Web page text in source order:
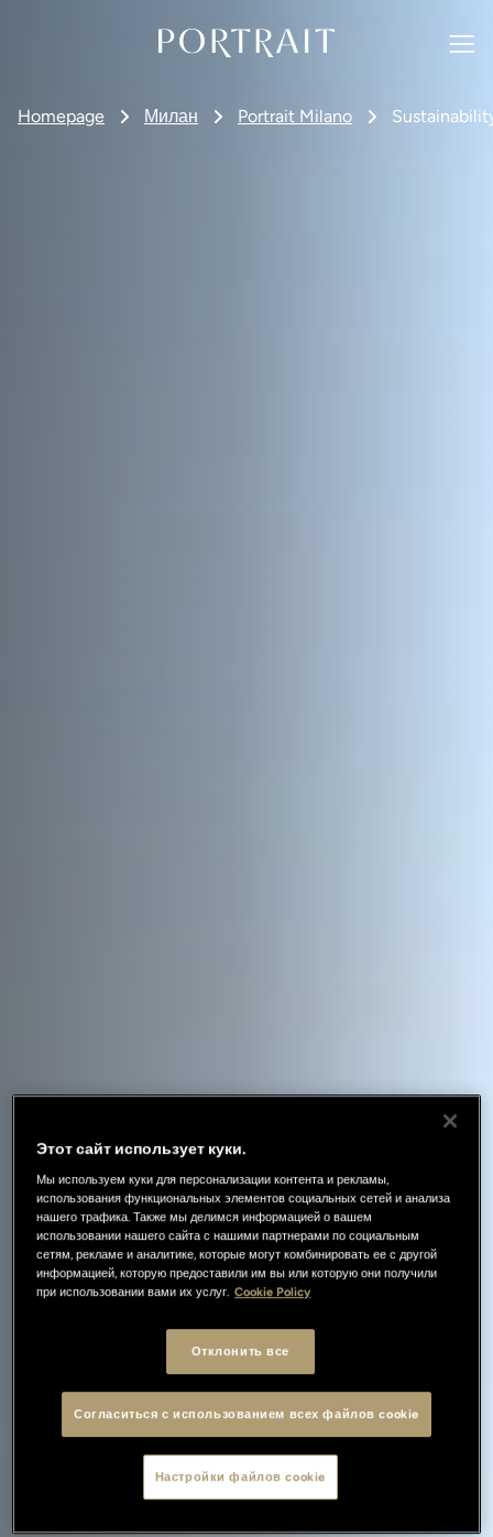
Homepage Милан Portrait Milano
Этот сайт использует куки.
Мы используем куки для персонализации контента и рекламы,
использования функциональных элементов социальных сетей и анализа
нашего трафика. Также мы делимся информацией о вашем
использовании нашего сайта с нашими партнерами по социальным
сетям, рекламе и аналитике, которые могут комбинировать ее с другой
информацией, которую предоставили им вы или которую они получили
при использовании вами их услуг. Cookie Policy
Отклонить все
Согласиться с использованием всех файлов cookie
Настройки файлов cookie